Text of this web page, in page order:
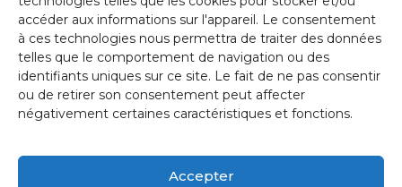
accéder aux informations sur l'appareil. Le consentement
à ces technologies nous permettra de traiter des données
telles que le comportement de navigation ou des
identifiants uniques sur ce site. Le fait de ne pas consentir
ou de retirer son consentement peut affecter
négativement certaines caractéristiques et fonctions.
Accepter
ZA La Blanchotte- 25440Quingey